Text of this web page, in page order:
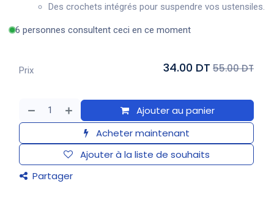
Des crochets intégrés pour suspendre vos ustensiles.
6 personnes consultent ceci en ce moment
Ajouter au panier
Acheter maintenant
Ajouter à la liste de souhaits
Partager
Prix 34.00 DT 55.00 DT